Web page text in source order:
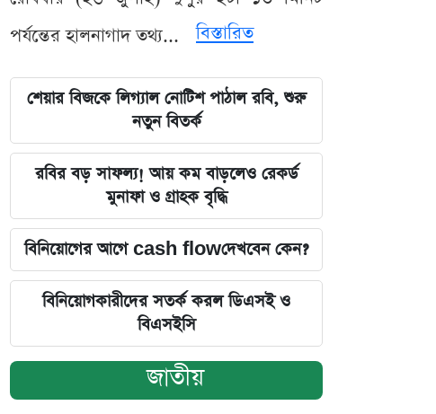
পর্যন্তের হালনাগাদ তথ্য...
বিস্তারিত
শেয়ার বিজকে লিগ্যাল নোটিশ পাঠাল রবি, শুরু
নতুন বিতর্ক
রবির বড় সাফল্য! আয় কম বাড়লেও রেকর্ড
মুনাফা ও গ্রাহক বৃদ্ধি
বিনিয়োগের আগে cash flowদেখবেন কেন?
বিনিয়োগকারীদের সতর্ক করল ডিএসই ও
বিএসইসি
জাতীয়